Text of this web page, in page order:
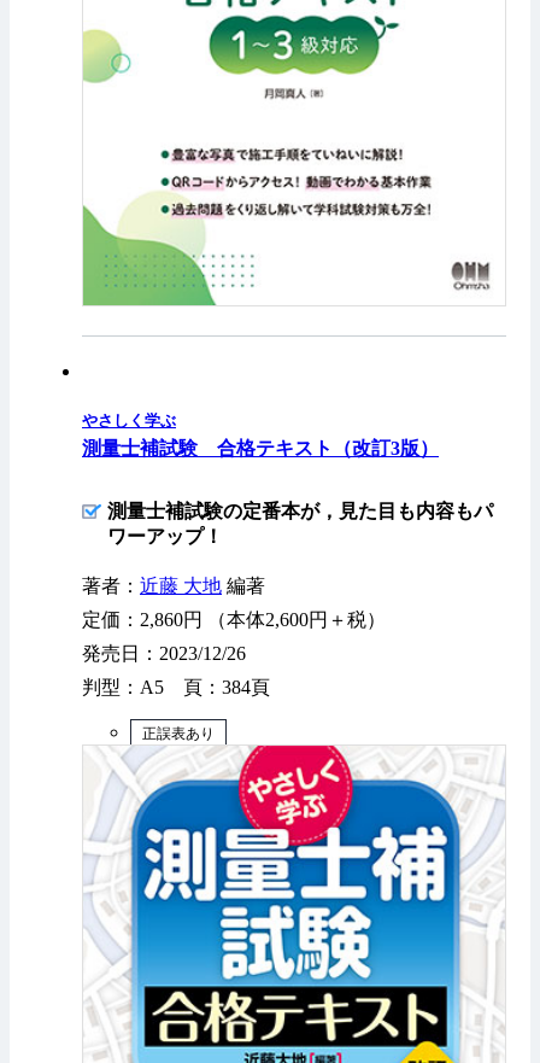
やさしく学ぶ
測量士補試験 合格テキスト（改訂3版）
測量士補試験の定番本が，見た目も内容もパ
ワーアップ！
著者： 近藤 大地 編著
定価：2,860円 （本体2,600円＋税）
発売日：2023/12/26
判型：A5 頁：384頁
正誤表あり